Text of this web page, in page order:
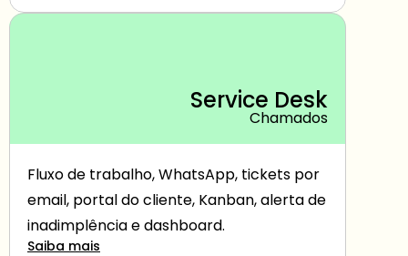
Service Desk
Chamados
Fluxo de trabalho, WhatsApp, tickets por
email, portal do cliente, Kanban, alerta de
inadimplência e dashboard.
Saiba mais